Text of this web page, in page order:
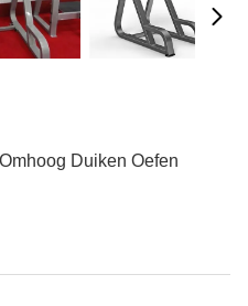
Duiken Oefen